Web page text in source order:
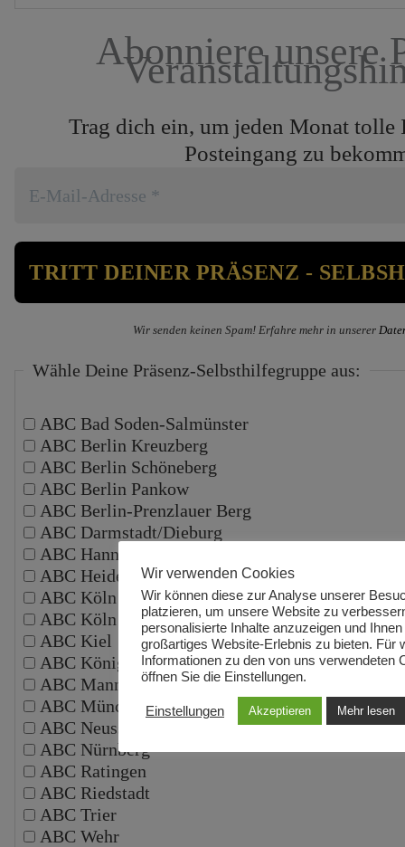
Abonniere unsere
Trag dich ein, um jeden Monat tolle
Posteingang zu
Wir senden keinen Spam! Erfahre mehr in unserer
Wähle Deine Präsenz-Selbsthilfegruppe aus:
ABC Bad Soden-Salmünster
ABC Berlin Kreuzberg
ABC Berlin Schöneberg
ABC Berlin Pankow
ABC Berlin-Prenzlauer Berg
ABC Darmstadt/Dieburg
ABC Hannover
ABC Heidelberg
ABC Köln
ABC Köln Schälsick
ABC Kiel
ABC Königswinter
ABC Mannheim
ABC München
ABC Neuss
ABC Nürnberg
ABC Ratingen
ABC Riedstadt
ABC Trier
ABC Wehr
Wir verwenden Cookies
Wir können diese zur Analyse unserer
platzieren, um unsere Website zu
personalisierte Inhalte anzuzeigen und Ihnen
großartiges Website-Erlebnis zu bieten. Für
Informationen zu den von uns verwendeten
öffnen Sie die Einstellungen.
Einstellungen Akzeptieren Mehr lesen